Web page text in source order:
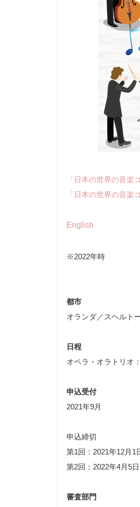
「日本の世界の音楽
「日本の世界の音楽
English
※2022年時
都市
オランダ／スヘルト
日程
オペラ・オラトリオ
申込受付
2021年9月
申込締切
第1回：2021年12月1
第2回：2022年4月5日
審査部門